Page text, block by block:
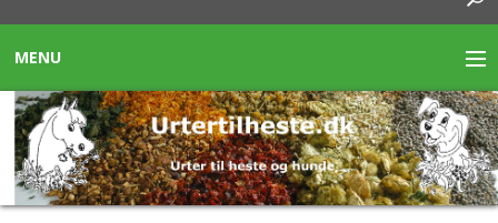
MENU
URTEBLANDINGER HESTE
SPECIALBLANDING HEST